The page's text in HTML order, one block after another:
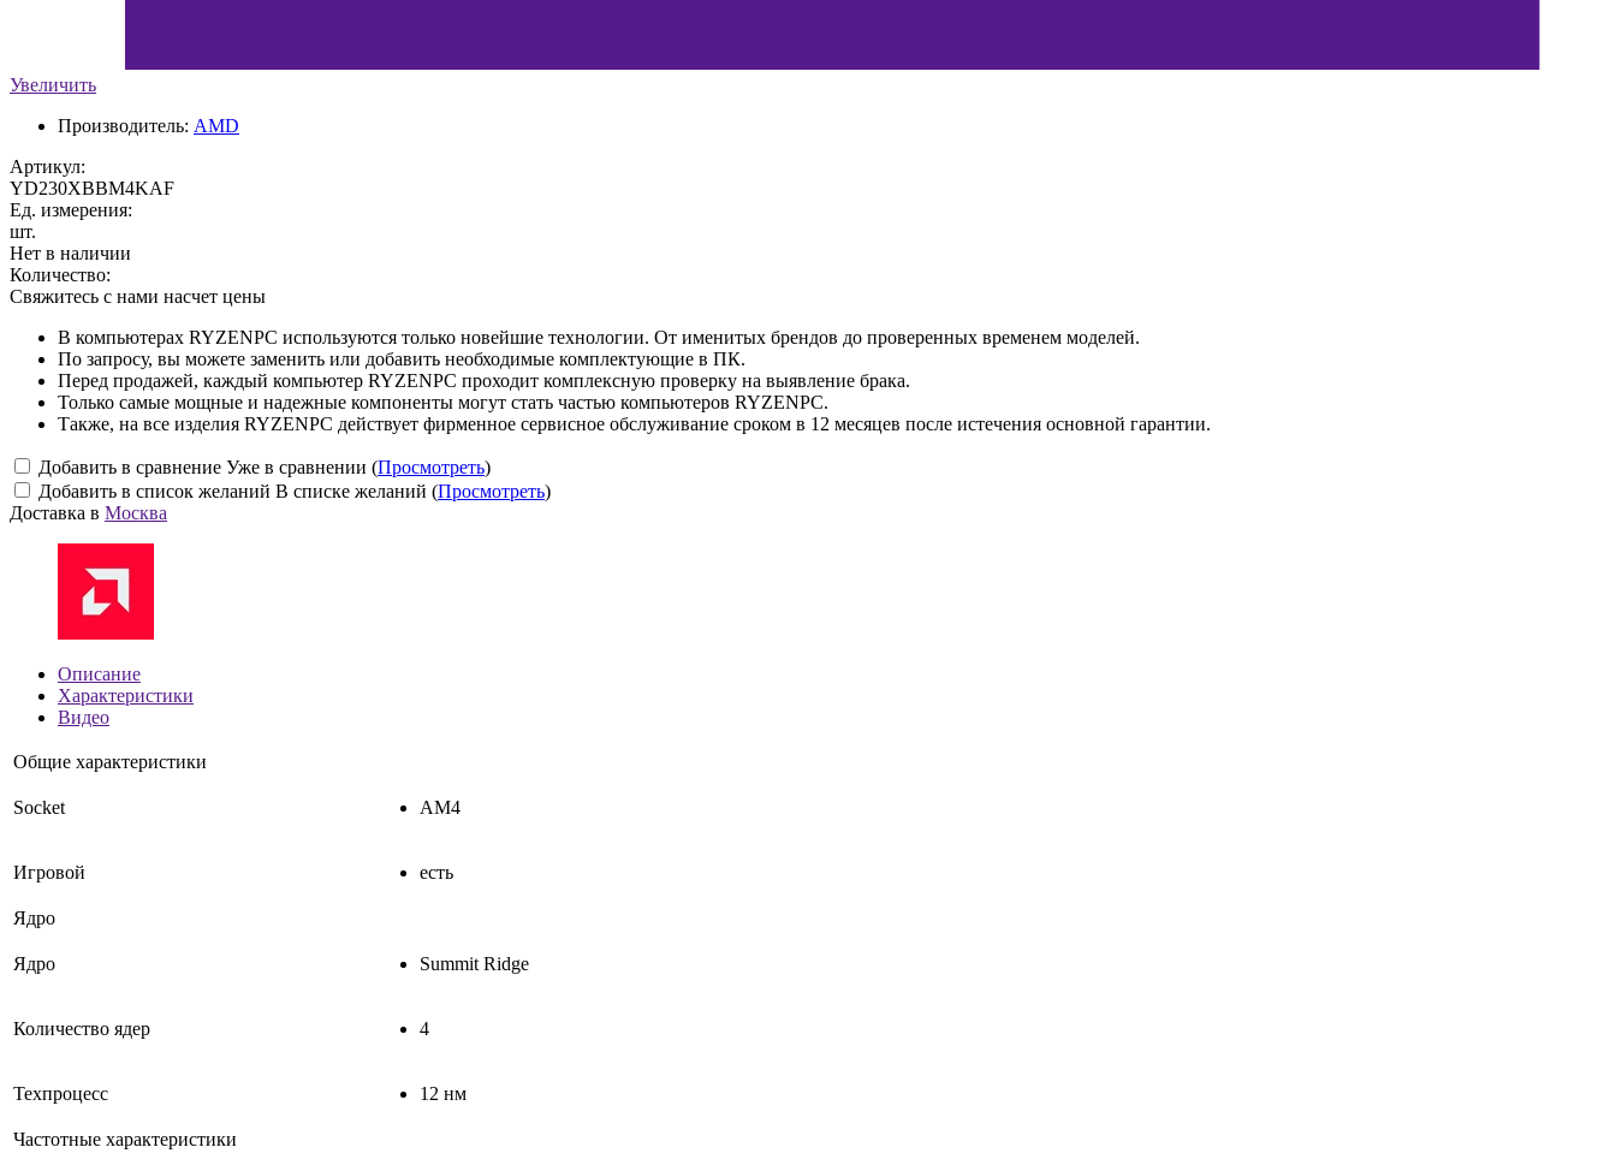
Увеличить
Производитель: AMD
Артикул:
YD230XBBM4KAF
Ед. измерения:
шт.
Нет в наличии
Количество:
Свяжитесь с нами насчет цены
В компьютерах RYZENPC используются только новейшие технологии. От именитых брендов до проверенных временем моделей.
По запросу, вы можете заменить или добавить необходимые комплектующие в ПК.
Перед продажей, каждый компьютер RYZENPC проходит комплексную проверку на выявление брака.
Только самые мощные и надежные компоненты могут стать частью компьютеров RYZENPC.
Также, на все изделия RYZENPC действует фирменное сервисное обслуживание сроком в 12 месяцев после истечения основной гарантии.
Добавить в сравнение Уже в сравнении (Просмотреть)
Добавить в список желаний В списке желаний (Просмотреть)
Доставка в Москва
Описание
Характеристики
Видео
Общие характеристики
Socket AM4
Игровой есть
Ядро
Ядро Summit Ridge
Количество ядер 4
Техпроцесс 12 нм
Частотные характеристики